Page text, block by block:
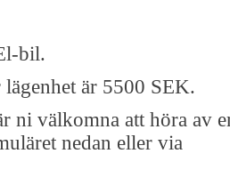
bil.
är 5500 SEK.
ni välkomna att höra av
nedan eller via